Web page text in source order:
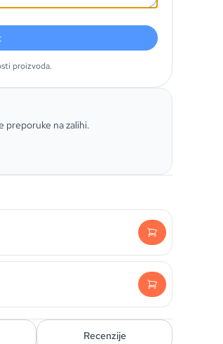
proizvoda.
preporuke na zalihi.
Recenzije